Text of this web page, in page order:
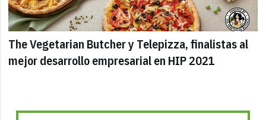
The Vegetarian Butcher y Telepizza, finalistas al
mejor desarrollo empresarial en HIP 2021